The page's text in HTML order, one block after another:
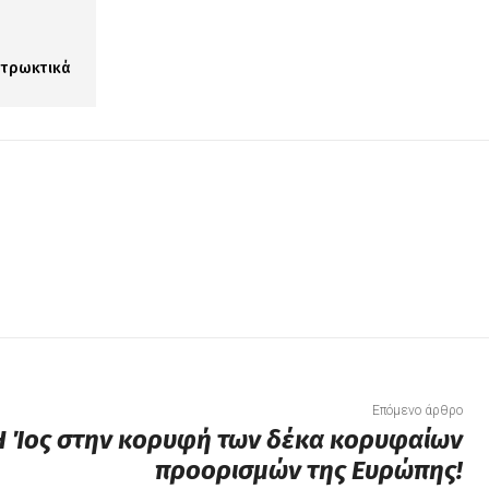
Επόμενο άρθρο
Ίος στην κορυφή των δέκα κορυφαίων
προορισμών της Ευρώπης!